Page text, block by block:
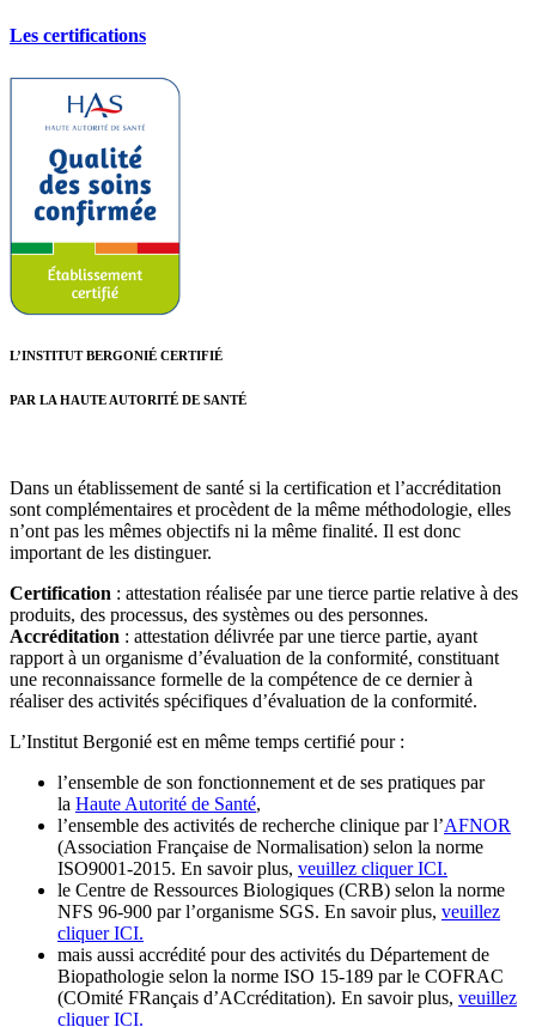
Les certifications
L’INSTITUT BERGONIÉ CERTIFIÉ
PAR LA HAUTE AUTORITÉ DE SANTÉ
Dans un établissement de santé si la certification et l’accréditation
sont complémentaires et procèdent de la même méthodologie, elles
n’ont pas les mêmes objectifs ni la même finalité. Il est donc
important de les distinguer.
Certification : attestation réalisée par une tierce partie relative à des
produits, des processus, des systèmes ou des personnes.
Accréditation : attestation délivrée par une tierce partie, ayant
rapport à un organisme d’évaluation de la conformité, constituant
une reconnaissance formelle de la compétence de ce dernier à
réaliser des activités spécifiques d’évaluation de la conformité.
L’Institut Bergonié est en même temps certifié pour :
l’ensemble de son fonctionnement et de ses pratiques par
la Haute Autorité de Santé,
l’ensemble des activités de recherche clinique par l’AFNOR
(Association Française de Normalisation) selon la norme
ISO9001-2015. En savoir plus, veuillez cliquer ICI.
le Centre de Ressources Biologiques (CRB) selon la norme
NFS 96-900 par l’organisme SGS. En savoir plus, veuillez
cliquer ICI.
mais aussi accrédité pour des activités du Département de
Biopathologie selon la norme ISO 15-189 par le COFRAC
(COmité FRançais d’ACcréditation). En savoir plus, veuillez
cliquer ICI.